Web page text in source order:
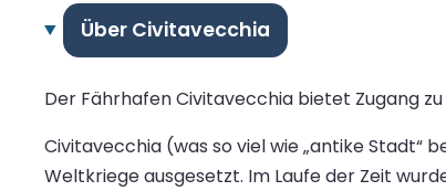
Über Civitavecchia
Der Fährhafen Civitavecchia bietet Zugang
Civitavecchia (was so viel wie „antike
Weltkriege ausgesetzt. Im Laufe der Zeit